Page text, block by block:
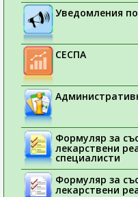
Уведомления
СЕСПА
Формуляр за
лекарствени
специалисти
Формуляр за
лекарствени